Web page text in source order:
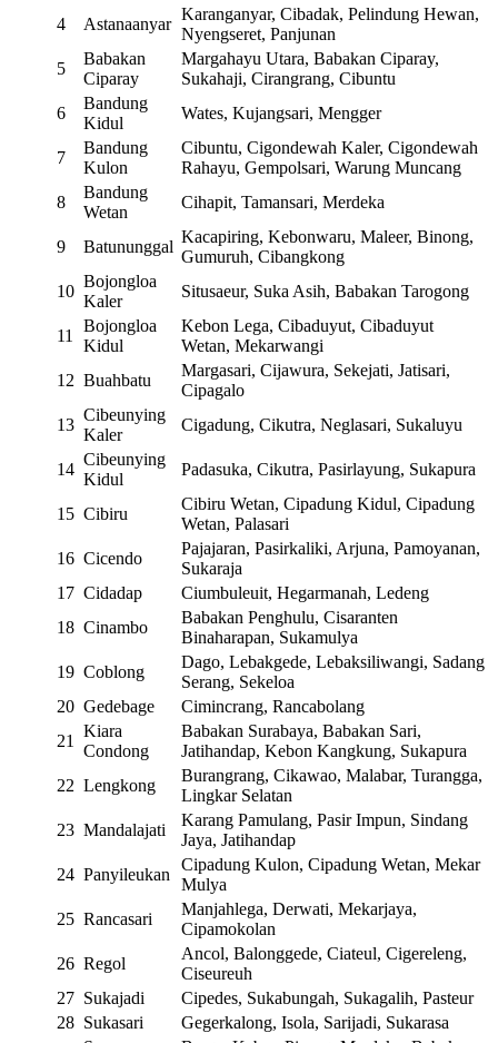
4
Astanaanyar
Karanganyar, Cibadak, Pelindung Hewan,
Nyengseret, Panjunan
5
Babakan
Ciparay
Margahayu Utara, Babakan Ciparay,
Sukahaji, Cirangrang, Cibuntu
6
Bandung
Kidul
Wates, Kujangsari, Mengger
7
Bandung
Kulon
Cibuntu, Cigondewah Kaler, Cigondewah
Rahayu, Gempolsari, Warung Muncang
8
Bandung
Wetan
Cihapit, Tamansari, Merdeka
9 Batununggal
Kacapiring, Kebonwaru, Maleer, Binong,
Gumuruh, Cibangkong
10
Bojongloa
Kaler
Situsaeur, Suka Asih, Babakan Tarogong
11
Bojongloa
Kidul
Kebon Lega, Cibaduyut, Cibaduyut
Wetan, Mekarwangi
12 Buahbatu
Margasari, Cijawura, Sekejati, Jatisari,
Cipagalo
13
Cibeunying
Kaler
Cigadung, Cikutra, Neglasari, Sukaluyu
14
Cibeunying
Kidul
Padasuka, Cikutra, Pasirlayung, Sukapura
15 Cibiru
Cibiru Wetan, Cipadung Kidul, Cipadung
Wetan, Palasari
16 Cicendo
Pajajaran, Pasirkaliki, Arjuna, Pamoyanan,
Sukaraja
17 Cidadap
Ciumbuleuit, Hegarmanah, Ledeng
18 Cinambo
Babakan Penghulu, Cisaranten
Binaharapan, Sukamulya
19 Coblong
Dago, Lebakgede, Lebaksiliwangi, Sadang
Serang, Sekeloa
20 Gedebage
Cimincrang, Rancabolang
21
Kiara
Condong
Babakan Surabaya, Babakan Sari,
Jatihandap, Kebon Kangkung, Sukapura
22 Lengkong
Burangrang, Cikawao, Malabar, Turangga,
Lingkar Selatan
23 Mandalajati
Karang Pamulang, Pasir Impun, Sindang
Jaya, Jatihandap
24 Panyileukan
Cipadung Kulon, Cipadung Wetan, Mekar
Mulya
25 Rancasari
Manjahlega, Derwati, Mekarjaya,
Cipamokolan
26 Regol
Ancol, Balonggede, Ciateul, Cigereleng,
Ciseureuh
27 Sukajadi
Cipedes, Sukabungah, Sukagalih, Pasteur
28 Sukasari
Gegerkalong, Isola, Sarijadi, Sukarasa